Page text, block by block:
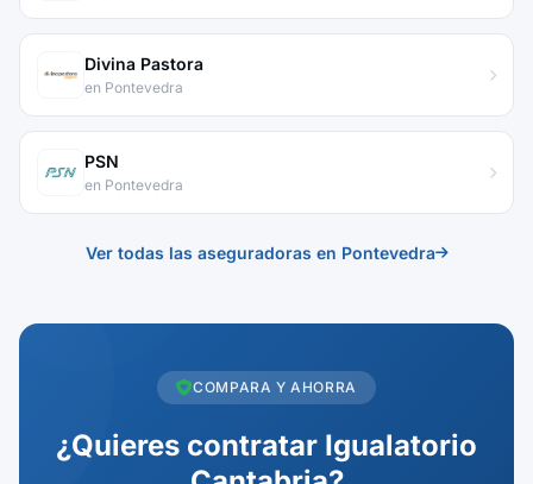
Divina Pastora
en Pontevedra
PSN
en Pontevedra
Ver todas las aseguradoras en Pontevedra
COMPARA Y AHORRA
¿Quieres contratar Igualatorio